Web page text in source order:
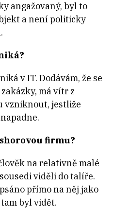
angažovaný, byl to
a není politicky
v IT. Dodávám, že se
má vítr z
vzniknout, jestliže
firmu?
na relativně malé
viděli do talíře.
přímo na něj jako
byl vidět.